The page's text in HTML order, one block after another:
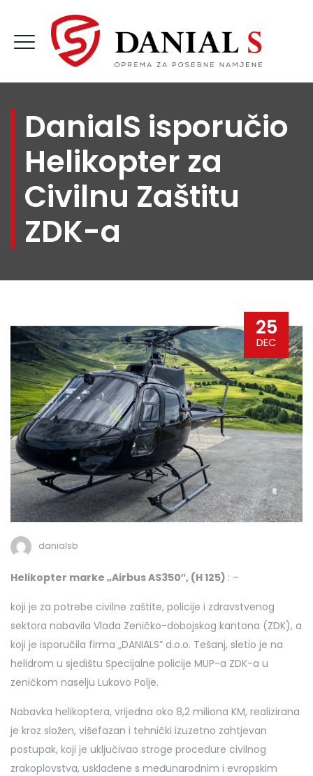
DanialS isporučio
Helikopter za
Civilnu Zaštitu
ZDK-a
25
DEC
danialsb
Helikopter marke „Airbus AS350″, (H 125) : –
koji je za potrebe civilne zaštite, policije i zdravstvenog
sektora nabavila Vlada Zeničko-dobojskog kantona (ZDK), a
koji je isporučila firma „DANIALS” d.o.o. Tešanj, sletio je na
helidrom u sjedištu Specijalne policije MUP-a ZDK-a u
zeničkom naselju Lukovo Polje.
Nabavka helikoptera, vrijedna oko 8,2 miliona KM, realizirana
je kroz složen, višefazan i tehnički izuzetno zahtjevan
postupak, koji je uključivao stroge procedure civilnog
zrakoplovstva, usklađene s međunarodnim i evropskim